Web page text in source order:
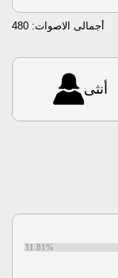
أجمالى الاصوات: 480
أنثى
31.81%